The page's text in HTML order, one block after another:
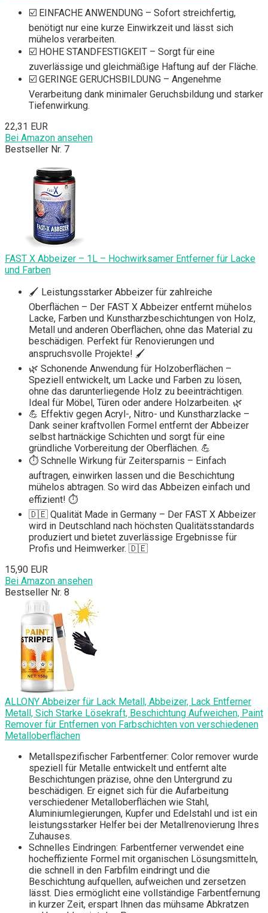
☑️ EINFACHE ANWENDUNG – Sofort streichfertig,
benötigt nur eine kurze Einwirkzeit und lässt sich
mühelos verarbeiten.
☑️ HOHE STANDFESTIGKEIT – Sorgt für eine
zuverlässige und gleichmäßige Haftung auf der Fläche.
☑️ GERINGE GERUCHSBILDUNG – Angenehme
Verarbeitung dank minimaler Geruchsbildung und starker
Tiefenwirkung.
22,31 EUR
Bei Amazon ansehen
Bestseller Nr. 7
FAST X Abbeizer – 1L – Hochwirksamer Entferner für Lacke
und Farben
🖌️ Leistungsstarker Abbeizer für zahlreiche
Oberflächen – Der FAST X Abbeizer entfernt mühelos
Lacke, Farben und Kunstharzbeschichtungen von Holz,
Metall und anderen Oberflächen, ohne das Material zu
beschädigen. Perfekt für Renovierungen und
anspruchsvolle Projekte! 🖌️
🌿 Schonende Anwendung für Holzoberflächen –
Speziell entwickelt, um Lacke und Farben zu lösen,
ohne das darunterliegende Holz zu beeinträchtigen.
Ideal für Möbel, Türen oder andere Holzarbeiten. 🌿
💪 Effektiv gegen Acryl-, Nitro- und Kunstharzlacke –
Dank seiner kraftvollen Formel entfernt der Abbeizer
selbst hartnäckige Schichten und sorgt für eine
gründliche Vorbereitung der Oberflächen. 💪
⏱️ Schnelle Wirkung für Zeitersparnis – Einfach
auftragen, einwirken lassen und die Beschichtung
mühelos abtragen. So wird das Abbeizen einfach und
effizient! ⏱️
🇩🇪 Qualität Made in Germany – Der FAST X Abbeizer
wird in Deutschland nach höchsten Qualitätsstandards
produziert und bietet zuverlässige Ergebnisse für
Profis und Heimwerker. 🇩🇪
15,90 EUR
Bei Amazon ansehen
Bestseller Nr. 8
ALLONY Abbeizer für Lack Metall, Abbeizer, Lack Entferner
Metall, Sich Starke Lösekraft, Beschichtung Aufweichen, Paint
Remover für Entfernen von Farbschichten von verschiedenen
Metalloberflächen
Metallspezifischer Farbentferner: Color remover wurde
speziell für Metalle entwickelt und entfernt alte
Beschichtungen präzise, ​​ohne den Untergrund zu
beschädigen. Er eignet sich für die Aufarbeitung
verschiedener Metalloberflächen wie Stahl,
Aluminiumlegierungen, Kupfer und Edelstahl und ist ein
leistungsstarker Helfer bei der Metallrenovierung Ihres
Zuhauses.
Schnelles Eindringen: Farbentferner verwendet eine
hocheffiziente Formel mit organischen Lösungsmitteln,
die schnell in den Farbfilm eindringt und die
Beschichtung aufquellen, aufweichen und zersetzen
lässt. Dies ermöglicht eine vollständige Farbentfernung
in kurzer Zeit, erspart Ihnen das mühsame Abkratzen